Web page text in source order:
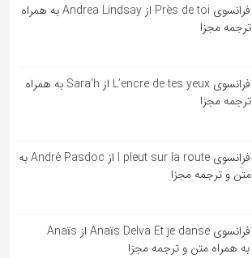
آهنگ فرانسوی Près de toi از Andrea Lindsay به همراه
مجزا
آهنگ فرانسوی L’encre de tes yeux از Sara’h به همراه
مجزا
آهنگ فرانسوی l pleut sur la route از André Pasdoc به
و ترجمه مجزا
آهنگ فرانسوی Anaïs Delva Et je danse از Anaïs